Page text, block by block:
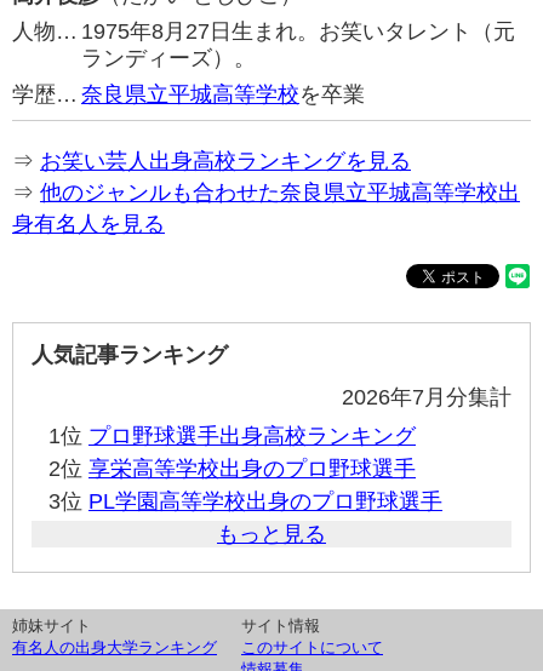
人物… 1975年8月27日生まれ。お笑いタレント（元
ランディーズ）。
学歴… 奈良県立平城高等学校を卒業
⇒ お笑い芸人出身高校ランキングを見る
⇒ 他のジャンルも合わせた奈良県立平城高等学校出
身有名人を見る
人気記事ランキング
2026年7月分集計
1位 プロ野球選手出身高校ランキング
2位 享栄高等学校出身のプロ野球選手
3位 PL学園高等学校出身のプロ野球選手
もっと見る
姉妹サイト
有名人の出身大学ランキング
サイト情報
このサイトについて